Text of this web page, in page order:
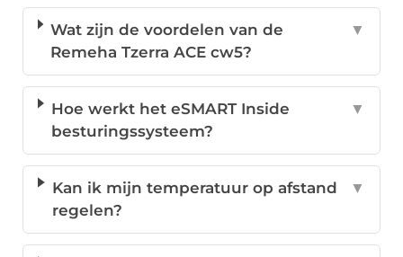
Wat zijn de voordelen van de
Remeha Tzerra ACE cw5?
▼
Hoe werkt het eSMART Inside
besturingssysteem?
▼
Kan ik mijn temperatuur op afstand
regelen?
▼